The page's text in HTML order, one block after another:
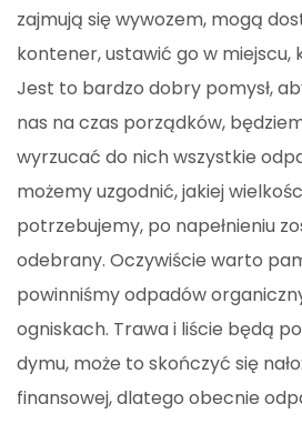
zajmują się wywozem, mogą
kontener, ustawić go w miejscu,
Jest to bardzo dobry pomysł,
nas na czas porządków,
wyrzucać do nich wszystkie
możemy uzgodnić, jakiej
potrzebujemy, po napełnieniu
odebrany. Oczywiście warto
powinniśmy odpadów
ogniskach. Trawa i liście będą
dymu, może to skończyć się
finansowej, dlatego obecnie